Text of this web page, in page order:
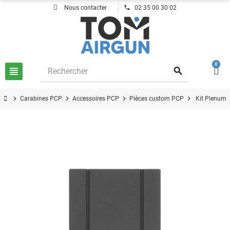
Nous contacter phone 02 35 00 30 02
view_headline search
0
chevron_right Carabines PCP chevron_right Accessoires PCP chevron_right Pièces custom PCP chevron_right Kit Plenum